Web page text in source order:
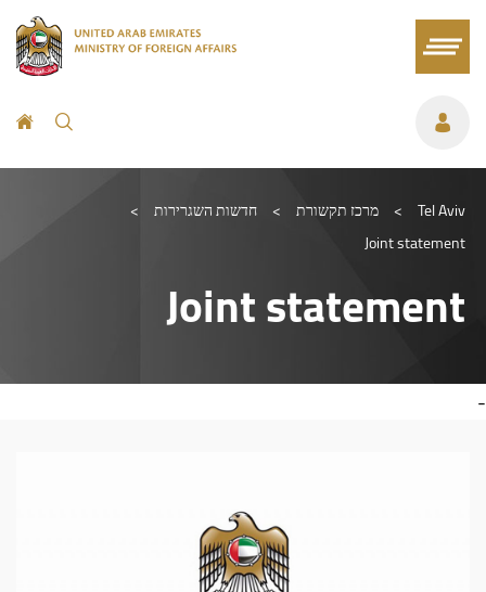
Tel Aviv
> מרכז תקשורת > חדשות השגרירות >
Joint statement
Joint statement
-